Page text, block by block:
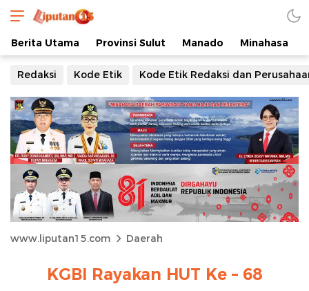
Berita Utama Provinsi Sulut Manado Minahasa
Redaksi Kode Etik Kode Etik Redaksi dan
www.liputan15.com Daerah
KGBI Rayakan HUT Ke – 68